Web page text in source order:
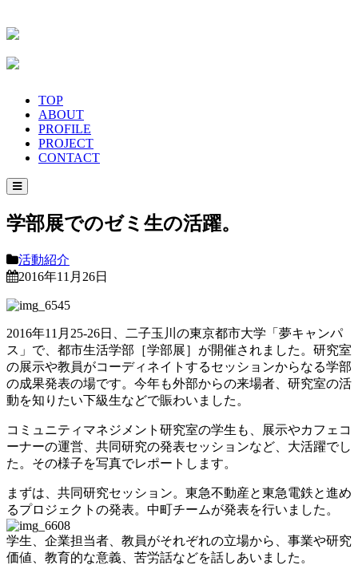
TOP
ABOUT
PROFILE
PROJECT
CONTACT
学部展でのゼミ生の活躍。
活動紹介
2016年11月26日
2016年11月25-26日、二子玉川の東京都市大学「夢キャンパ
ス」で、都市生活学部［学部展］が開催されました。研究室
の展示や教員がコーディネイトするセッションからなる学部
の成果発表の場です。今年も外部からの来場者、研究室の活
動を知りたい下級生などで賑わいました。
コミュニティマネジメント研究室の学生も、展示やカフェコ
ーナーの運営、共同研究の発表セッションなど、大活躍でし
た。その様子を写真でレポートします。
まずは、共同研究セッション。東急不動産と東急電鉄と進め
るプロジェクトの発表。中町チームが発表を行いました。
学生、企業担当者、教員がそれぞれの立場から、事業や研究
価値、教育的な意義、苦労話などを話しあいました。